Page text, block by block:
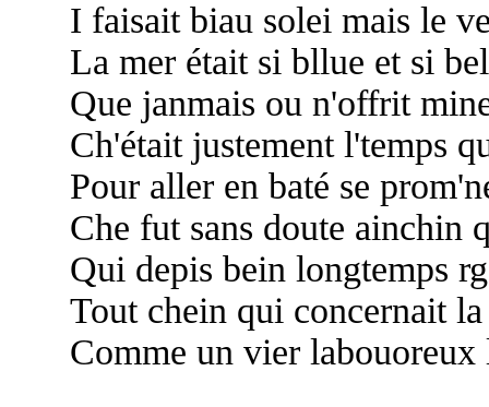
I faisait biau solei mais le
La mer était si bllue et si
Que janmais ou n'offrit
Ch'était justement l'temps
Pour aller en baté se
Che fut sans doute ainchin
Qui depis bein longtemps
Tout chein qui concernait
Comme un vier labouoreux